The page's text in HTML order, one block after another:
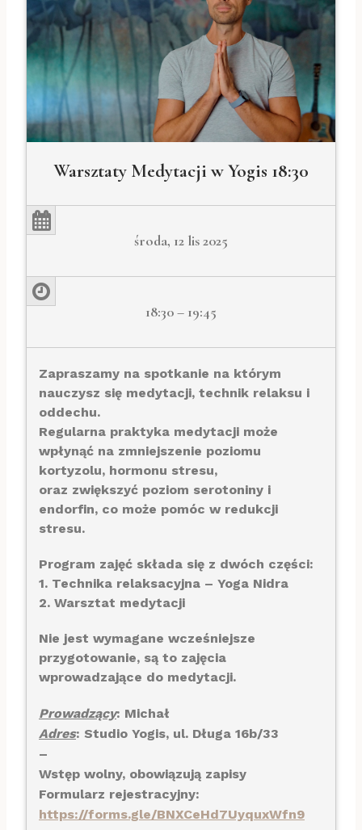
Warsztaty Medytacji w Yogis 18:30
środa, 12 lis 2025
18:30 – 19:45
Zapraszamy na spotkanie na którym
nauczysz się medytacji, technik relaksu i
oddechu.
Regularna praktyka medytacji może
wpłynąć na zmniejszenie poziomu
kortyzolu, hormonu stresu,
oraz zwiększyć poziom serotoniny i
endorfin, co może pomóc w redukcji
stresu.
Program zajęć składa się z dwóch części:
1. Technika relaksacyjna – Yoga Nidra
2. Warsztat medytacji
Nie jest wymagane wcześniejsze
przygotowanie, są to zajęcia
wprowadzające do medytacji.
Prowadzący: Michał
Adres: Studio Yogis, ul. Długa 16b/33
–
Wstęp wolny, obowiązują zapisy
Formularz rejestracyjny:
https://forms.gle/BNXCeHd7UyquxWfn9